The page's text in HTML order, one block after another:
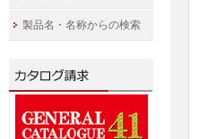
製品名・名称からの検索